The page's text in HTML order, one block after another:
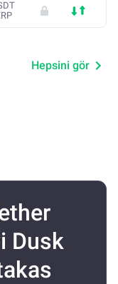
Hepsini gör
Dusk